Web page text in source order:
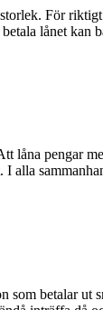
För
lånet kan
låna pengar
alla
som betalar